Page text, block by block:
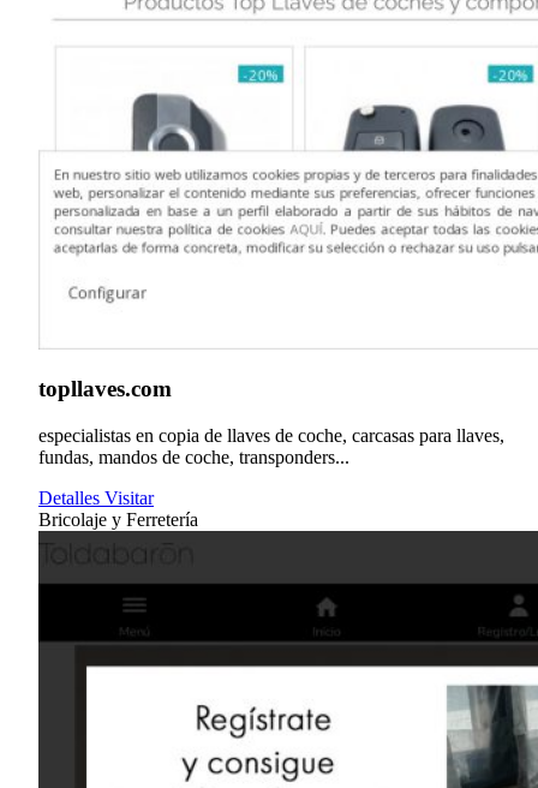
topllaves.com
especialistas en copia de llaves de coche, carcasas para llaves,
fundas, mandos de coche, transponders...
Detalles Visitar
Bricolaje y Ferretería